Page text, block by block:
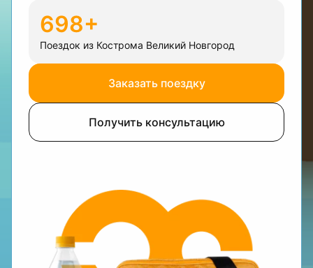
698+
Поездок из Кострома Великий Новгород
Заказать поездку
Получить консультацию